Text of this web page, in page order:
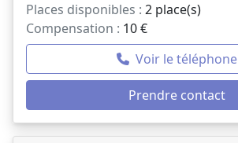
Places disponibles : 2 place(s)
Compensation : 10 €
Voir le téléphone
Prendre contact